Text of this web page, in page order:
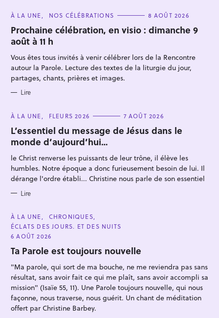
C
T
E
G
O
R
I
E
S
À LA UNE NOS CÉLÉBRATIONS 8 AOÛT 2026
Prochaine célébration, en visio : dimanche 9
août à 11 h
Vous êtes tous invités à venir célébrer lors de la Rencontre
autour la Parole. Lecture des textes de la liturgie du jour,
partages, chants, prières et images.
Lire
C
T
E
G
O
R
I
E
S
À LA UNE FLEURS 2026 7 AOÛT 2026
L’essentiel du message de Jésus dans le
monde d’aujourd’hui…
le Christ renverse les puissants de leur trône, il élève les
humbles. Notre époque a donc furieusement besoin de lui. Il
dérange l'ordre établi... Christine nous parle de son essentiel
Lire
C
A
T
E
O
R
E
À LA UNE
CHRONIQUES
ÉCLATS DES JOURS. ET DES NUITS
6 AOÛT 2026
Ta Parole est toujours nouvelle
"Ma parole, qui sort de ma bouche, ne me reviendra pas sans
résultat, sans avoir fait ce qui me plaît, sans avoir accompli sa
mission" (Isaïe 55, 11). Une Parole toujours nouvelle, qui nous
façonne, nous traverse, nous guérit. Un chant de méditation
offert par Christine Barbey.
R
c
h
e
c
h
e